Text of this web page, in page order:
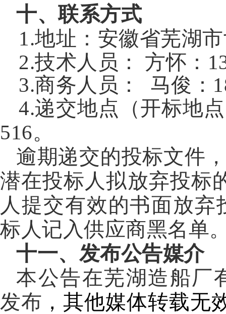
十、联系方式
1.地址：安徽省芜湖
2.技术人员：
方怀：
3.商务人员： 马俊：
4.递交地点（开标地
516。
逾期递交的投标文件
潜在投标人拟放弃投标
人提交有效的书面放
标人记入供应商黑名单
十一、发布公告媒介
本公告在芜湖造船厂
发布 ，其他媒体转载无